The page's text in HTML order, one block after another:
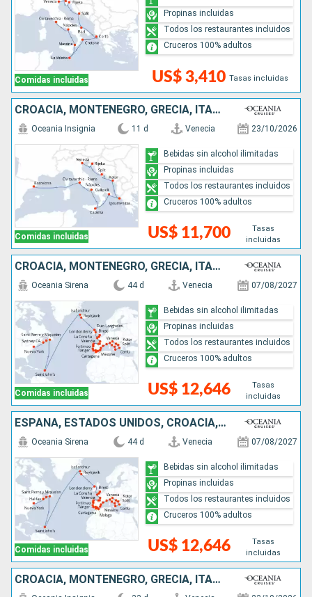
Comidas incluidas US$ 3,410 Tasas incluidas
Propinas incluidas
Todos los restaurantes incluidos
Cruceros 100% adultos
CROACIA, MONTENEGRO, GRECIA, ITALIA, ESPAÑA
Comidas incluidas
Oceania Insignia 11 d Venecia 23/10/2026
US$ 11,700
Tasas
incluidas
Bebidas sin alcohol ilimitadas
Propinas incluidas
Todos los restaurantes incluidos
Cruceros 100% adultos
CROACIA, MONTENEGRO, GRECIA, ITALIA, MARRUECOS, ESPAÑA, PORTUGAL, FRANCIA, REINO UNIDO, IRLANDA, ISLANDIA, ANTIGUA Y BARBUDA, CANADÁ, ESTADOS UNIDOS
Comidas incluidas
Oceania Sirena 44 d Venecia 07/08/2027
US$ 12,646
Tasas
incluidas
Bebidas sin alcohol ilimitadas
Propinas incluidas
Todos los restaurantes incluidos
Cruceros 100% adultos
ESPAÑA, ESTADOS UNIDOS, CROACIA, IRLANDA, PORTUGAL, ITALIA, ANTIGUA Y BARBUDA, ISLANDIA, REINO UNIDO, FRANCIA, CANADÁ, GRECIA, MARRUECOS, MONTENEGRO
Comidas incluidas
Oceania Sirena 44 d Venecia 07/08/2027
US$ 12,646
Tasas
incluidas
Bebidas sin alcohol ilimitadas
Propinas incluidas
Todos los restaurantes incluidos
Cruceros 100% adultos
CROACIA, MONTENEGRO, GRECIA, ITALIA, ESPAÑA, PORTUGAL, PUERTO RICO, REPÚBLICA DOMINICANA, ESTADOS UNIDOS